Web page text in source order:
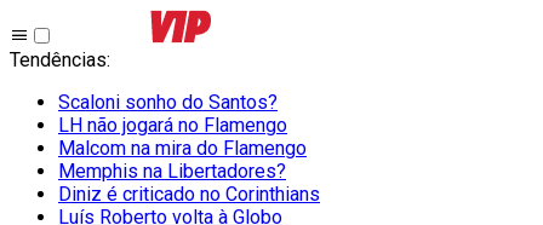
Tendências:
Scaloni sonho do Santos?
LH não jogará no Flamengo
Malcom na mira do Flamengo
Memphis na Libertadores?
Diniz é criticado no Corinthians
Luís Roberto volta à Globo